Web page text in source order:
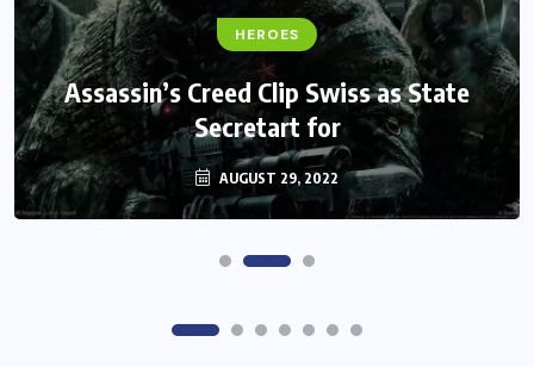
FANTASY
Monster Jam Titans success farms their
efforts
AUGUST 29, 2022
HEROES
Assassin’s Creed Clip Swiss as State
Secretart for
AUGUST 29, 2022